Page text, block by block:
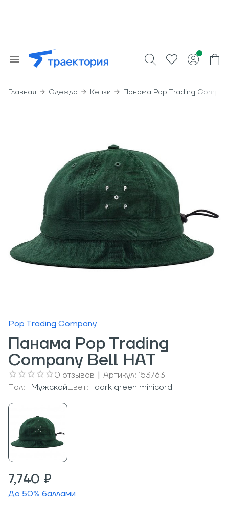
Главная Одежда Кепки Панама Pop Trading
Pop Trading Company
Панама Pop Trading
Company Bell HAT
0 отзывов | Артикул: 153763
Пол:
МужcкойЦвет: dark green minicord
7,740 ₽
До 50% баллами